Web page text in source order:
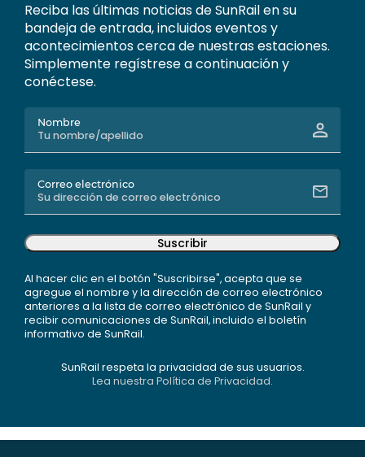
Reciba las últimas noticias de SunRail en su
bandeja de entrada, incluidos eventos y
acontecimientos cerca de nuestras estaciones.
Simplemente regístrese a continuación y
conéctese.
Nombre
Correo electrónico
Suscribir
Al hacer clic en el botón "Suscribirse", acepta que se
agregue el nombre y la dirección de correo electrónico
anteriores a la lista de correo electrónico de SunRail y
recibir comunicaciones de SunRail, incluido el boletín
informativo de SunRail.
SunRail respeta la privacidad de sus usuarios.
Lea nuestra Política de Privacidad.